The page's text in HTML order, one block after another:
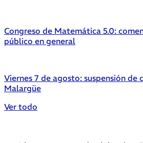
Congreso de Matemática 5.0:
público en general
Viernes 7 de agosto: suspensión de
Malargüe
Ver todo